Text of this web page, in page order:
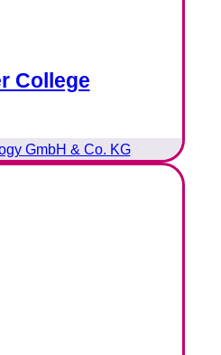
College
GmbH & Co. KG